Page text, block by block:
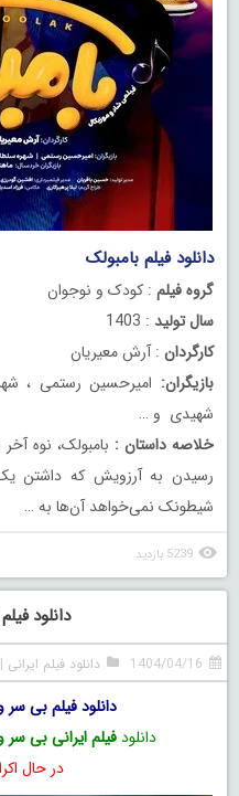
دانلود فیلم بامبولک
گروه فیلم : کودک و نوجوان
سال تولید : 1403
کارگردان : آرش معیریان
بازیگران: امیرحسین رستمی ،
شهیدی و …
خلاصه داستان : بامبولک، نوه آخر
رسیدن به آرزویش که داشتن
شیطونک نمی‌خواهد آن‌ها به …
5239 بازدید
دانلود
1404/04/16 دانلود فیلم ایرانی
دانلود فیلم بی‌
دانلودفیلم ایرانی بی‌
در حال